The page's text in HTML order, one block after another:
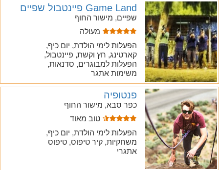
Game Land פיינטבול שפיים
שפיים, מישור החוף
מעולה
הפעלות לימי הולדת, יום כיף,
קארטינג, חץ וקשת, פיינטבול,
הפעלות למבוגרים, סדנאות,
משימות אתגר
פנטופיה
כפר סבא, מישור החוף
טוב מאוד
הפעלות לימי הולדת, יום כיף,
משחקיות, קיר טיפוס, טיפוס
אתגרי